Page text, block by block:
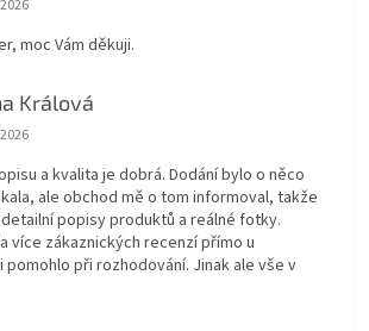
moc Vám děkuji.
Králová
obchodu je 5 z 5 hvězdiček.
a kvalita je dobrá. Dodání bylo o něco
ale obchod mě o tom informoval, takže
popisy produktů a reálné fotky.
více zákaznických recenzí přímo u
při rozhodování. Jinak ale vše v